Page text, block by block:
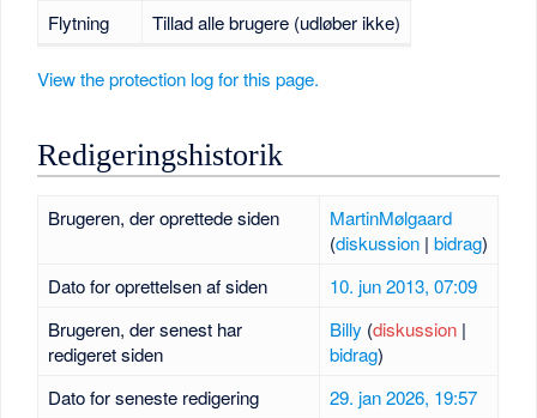
Flytning
Tillad alle brugere (udløber ikke)
View the protection log for this page.
Redigeringshistorik
Brugeren, der oprettede siden
MartinMølgaard
(diskussion| bidrag)
Dato for oprettelsen af siden
10. jun 2013, 07:09
Brugeren, der senest har
redigeret siden
Billy (diskussion|
bidrag)
Dato for seneste redigering
29. jan 2026, 19:57